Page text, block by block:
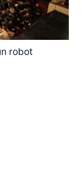
robot